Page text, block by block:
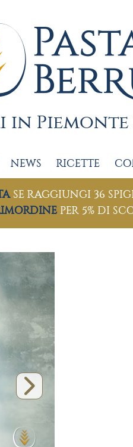
NEWS RICETTE
SE RAGGIUNGI 36
PER 5% DI